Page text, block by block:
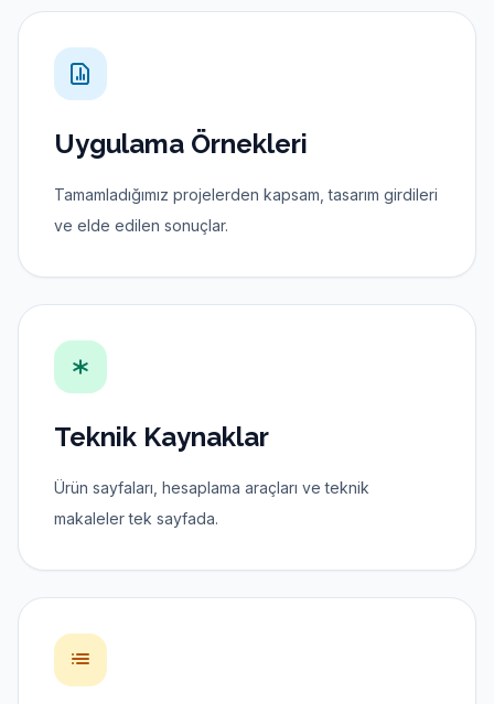
Uygulama Örnekleri
ve elde edilen sonuçlar.
Teknik Kaynaklar
makaleler tek sayfada.